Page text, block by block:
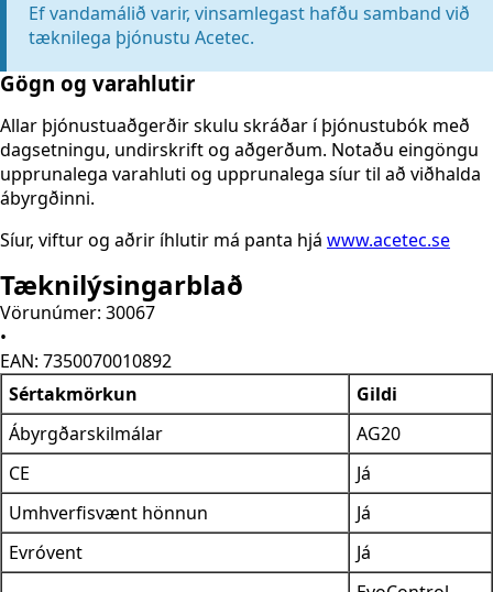
Ef vandamálið varir, vinsamlegast hafðu samband við
tæknilega þjónustu Acetec.
Gögn og varahlutir
Allar þjónustuaðgerðir skulu skráðar í þjónustubók með
dagsetningu, undirskrift og aðgerðum. Notaðu eingöngu
upprunalega varahluti og upprunalega síur til að viðhalda
ábyrgðinni.
Síur, viftur og aðrir íhlutir má panta hjá www.acetec.se
Tæknilýsingarblað
Vörunúmer: 30067
•
EAN: 7350070010892
Sértakmörkun
Gildi
Ábyrgðarskilmálar
AG20
CE
Já
Umhverfisvænt hönnun
Já
Evróvent
Já